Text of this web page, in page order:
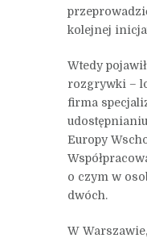
kolejnej
Wtedy
rozgrywki –
firma
Europy
o czym w
dwóch.
W